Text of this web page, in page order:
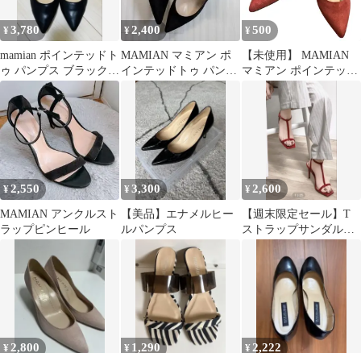
¥3,780
mamian ポインテッドト
ゥ パンプス ブラック
24.0cm
¥ 2,400
MAMIAN マミアン ポ
インテッドトゥ パンプ
ス ブラック 24cm
¥ 500
【未使用】 MAMIAN
マミアン ポインテッド
トゥ パンプス ピンク
スエード ハイヒール レ
ディース 24 【DD123】
¥2,550
MAMIAN アンクルスト
ラップピンヒール
¥3,300
【美品】エナメルヒー
ルパンプス
¥ 2,600
【週末限定セール】T
ストラップサンダル 9
センチヒール Mサイ
¥ 2,800 ¥ 1,290 ¥ 2,222